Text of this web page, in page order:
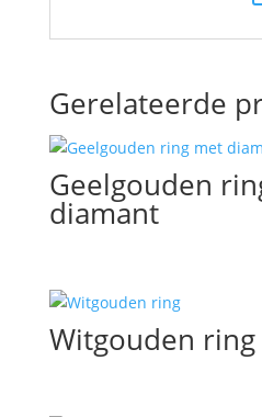
Gerelateerde
Geelgouden
diamant
Witgouden ring